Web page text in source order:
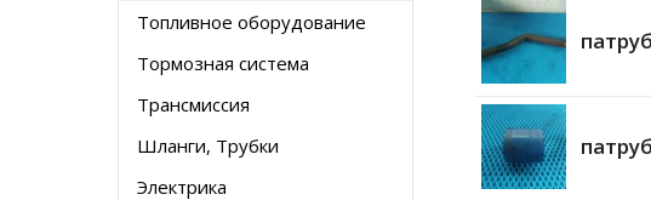
Топливное оборудование
Тормозная система
Трансмиссия
Шланги, Трубки
Электрика